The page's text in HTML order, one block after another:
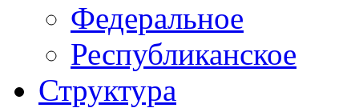
Федеральное
Республиканское
Структура